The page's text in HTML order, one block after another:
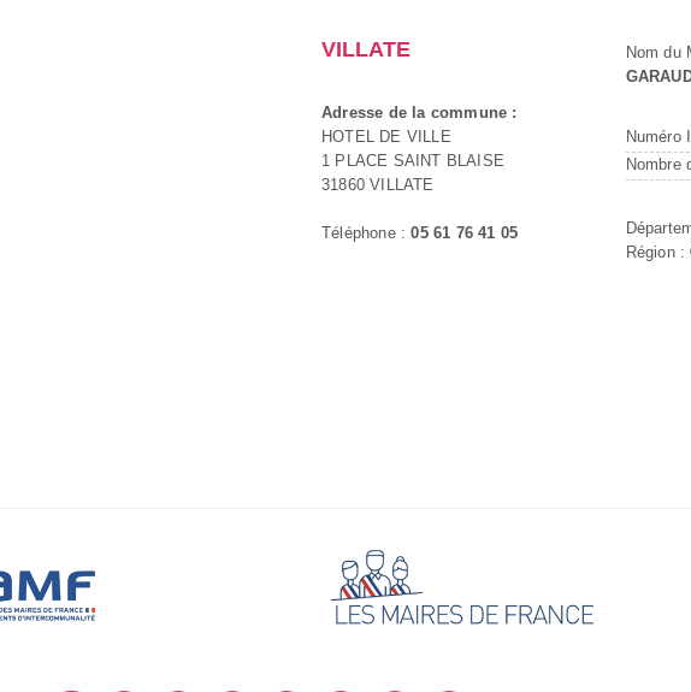
VILLATE
Adresse de la commune :
HOTEL DE VILLE
1 PLACE SAINT BLAISE
31860 VILLATE
Téléphone :05 61 76 41 05
Nom du
Numéro
Nombre
Région :